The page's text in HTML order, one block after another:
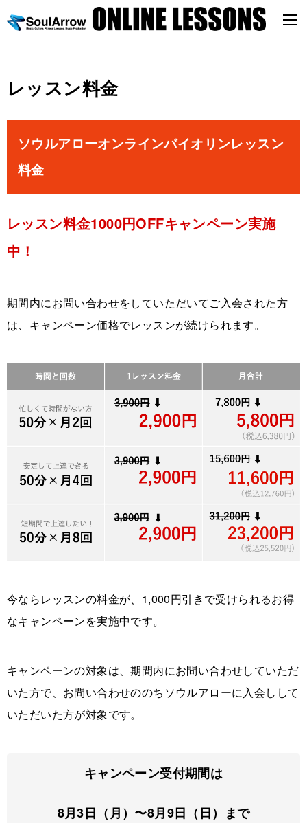
レッスン料金
ソウルアローオンラインバイオリンレッスン
料金
レッスン料金1000円OFFキャンペーン実施
中！
期間内にお問い合わせをしていただいてご入会された方
は、キャンペーン価格でレッスンが続けられます。
今ならレッスンの料金が、1,000円引きで受けられるお得
なキャンペーンを実施中です。
キャンペーンの対象は、期間内にお問い合わせしていただ
いた方で、お問い合わせののちソウルアローに入会しして
いただいた方が対象です。
キャンペーン受付期間は
8月3日（月）〜8月9日（日）まで